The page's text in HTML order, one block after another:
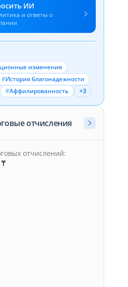
ИИ
и ответы о
изменения
#История благонадежности
#Аффилированность +3
отчисления
отчислений:
₸